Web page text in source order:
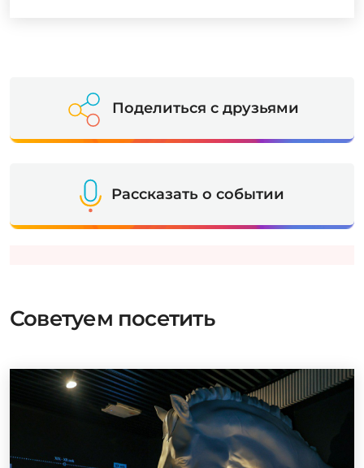
Поделиться с друзьями
Рассказать о событии
Советуем посетить